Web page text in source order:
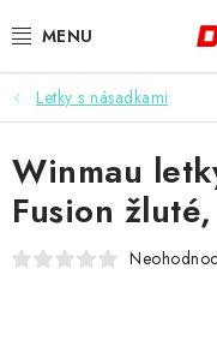
na
ŠIPKY
TERČE
DOPLŇKY K TERČI
Letky s násadkami
Winmau
Fusion